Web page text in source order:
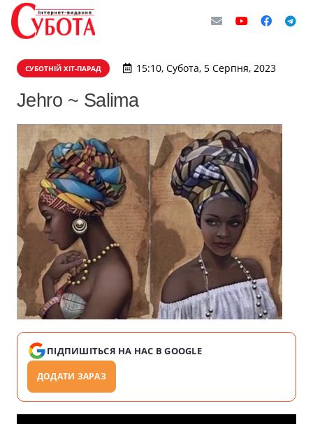
СУБОТНІЙ ХІТ-ПАРАД 15:10, Субота, 5 Серпня, 2023
Jehro ~ Salima
ПІДПИШІТЬСЯ НА НАС В GOOGLE
ДОДАТИ ЗАРАЗ